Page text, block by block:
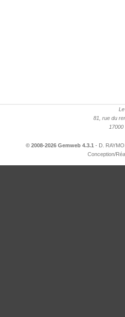
81, rue du
17000
© 2008-2026 Gemweb 4.3.1 - D.
Conception/